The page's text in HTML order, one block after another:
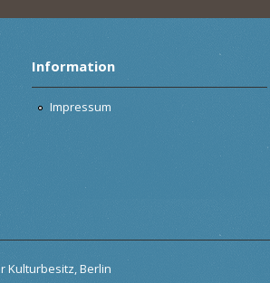
Information
Impressum
Kulturbesitz, Berlin